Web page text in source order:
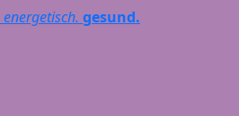
energetisch. gesund.